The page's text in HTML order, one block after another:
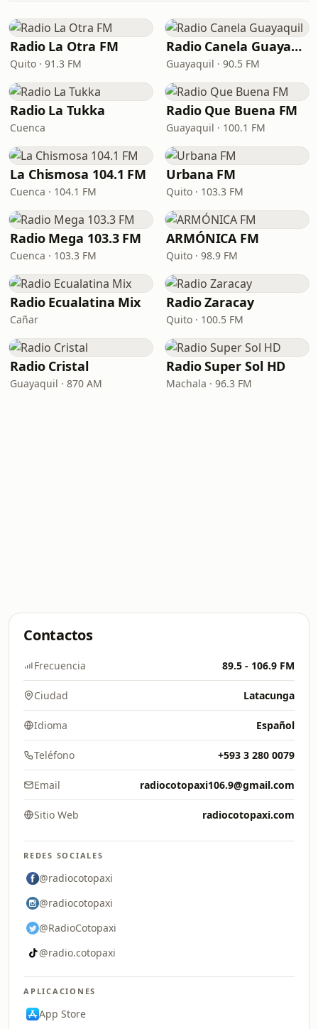
Radio La Otra FM
Quito · 91.3 FM
Radio Canela Guayaquil
Guayaquil · 90.5 FM
Radio La Tukka
Cuenca
Radio Que Buena FM
Guayaquil · 100.1 FM
La Chismosa 104.1 FM
Cuenca · 104.1 FM
Urbana FM
Quito · 103.3 FM
Radio Mega 103.3 FM
Cuenca · 103.3 FM
ARMÓNICA FM
Quito · 98.9 FM
Radio Ecualatina Mix
Cañar
Radio Zaracay
Quito · 100.5 FM
Radio Cristal
Guayaquil · 870 AM
Radio Super Sol HD
Machala · 96.3 FM
Contactos
Frecuencia 89.5 - 106.9 FM
Ciudad Latacunga
Idioma Español
Teléfono +593 3 280 0079
Email radiocotopaxi106.9@gmail.com
Sitio Web radiocotopaxi.com
REDES SOCIALES
@radiocotopaxi
@radiocotopaxi
@RadioCotopaxi
@radio.cotopaxi
APLICACIONES
App Store